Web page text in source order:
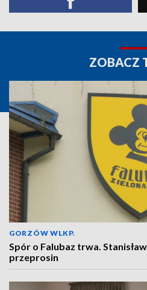
ZOBACZ
GORZÓW WLKP.
Spór o Falubaz trwa.
przeprosin